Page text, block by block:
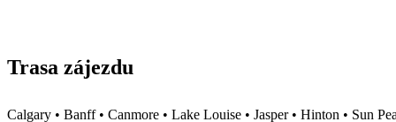
Trasa zájezdu
Calgary • Banff • Canmore • Lake Louise • Jasper • Hinton • Sun